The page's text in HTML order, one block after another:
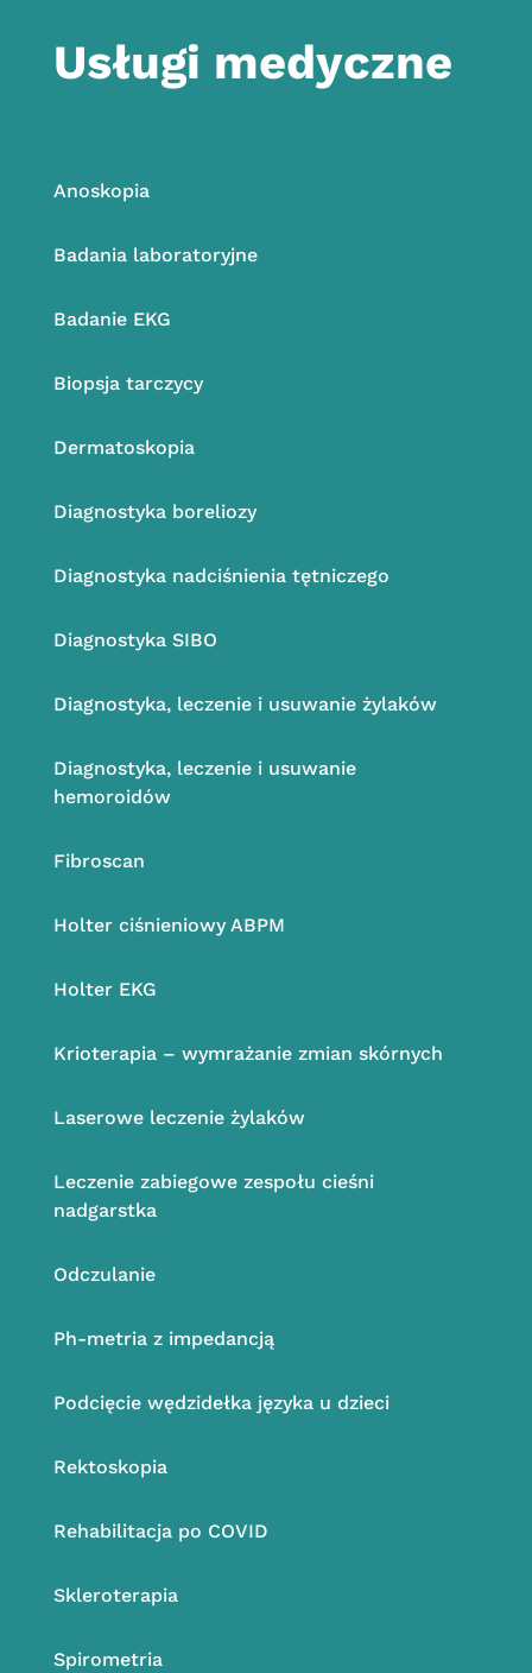
Usługi medyczne
Anoskopia
Badania laboratoryjne
Badanie EKG
Biopsja tarczycy
Dermatoskopia
Diagnostyka boreliozy
Diagnostyka nadciśnienia tętniczego
Diagnostyka SIBO
Diagnostyka, leczenie i usuwanie żylaków
Diagnostyka, leczenie i usuwanie
hemoroidów
Fibroscan
Holter ciśnieniowy ABPM
Holter EKG
Krioterapia – wymrażanie zmian skórnych
Laserowe leczenie żylaków
Leczenie zabiegowe zespołu cieśni
nadgarstka
Odczulanie
Ph-metria z impedancją
Podcięcie wędzidełka języka u dzieci
Rektoskopia
Rehabilitacja po COVID
Skleroterapia
Spirometria